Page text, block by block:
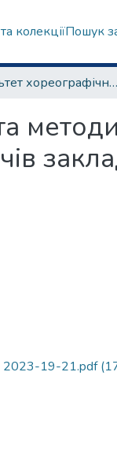
колекціїПошук
Факультет хореографічного мистецтва
2023-19-21.pdf